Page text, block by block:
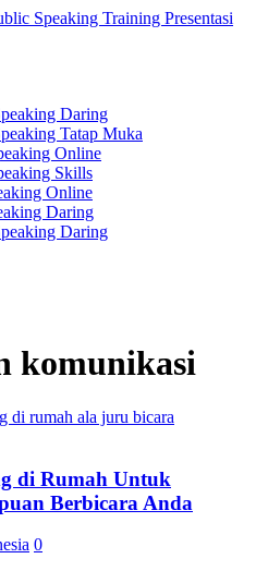
Daring
Tatap Muka
Online
Skills
Online
Daring
Daring
komunikasi
di Rumah Untuk
Berbicara Anda
0